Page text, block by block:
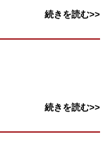
続きを読む>>
続きを読む>>